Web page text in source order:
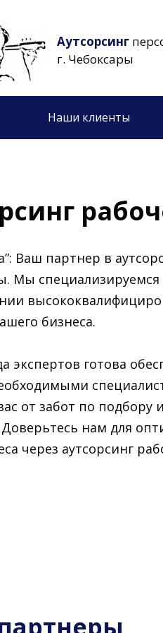
Аутсорсинг
г. Чебоксары
Наши клиенты
Ваш партнер в
Мы специализируемся
бизнеса.
экспертов готова
от забот по подбору
нам для
через аутсорсинг